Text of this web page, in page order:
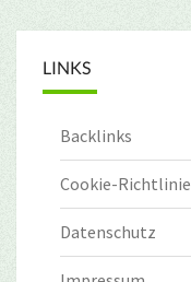
LINKS
Backlinks
Cookie-Richtlinie
Datenschutz